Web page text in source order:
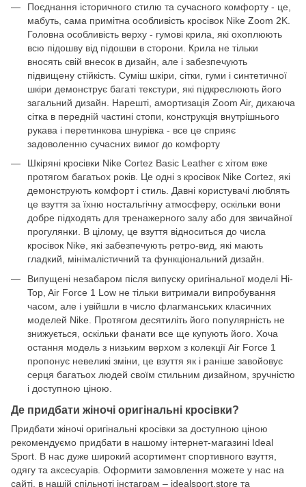
Поєднання історичного стилю та сучасного комфорту - це,
мабуть, сама примітна особливість кросівок Nike Zoom 2K.
Головна особливість верху - гумові крила, які охоплюють
всю підошву від підошви в сторони. Крила не тільки
вносять свій внесок в дизайн, але і забезпечують
підвищену стійкість. Суміш шкіри, сітки, гуми і синтетичної
шкіри демонструє багаті текстури, які підкреслюють його
загальний дизайн. Нарешті, амортизація Zoom Air, дихаюча
сітка в передній частині стопи, конструкція внутрішнього
рукава і перетинкова шнурівка - все це сприяє
задоволенню сучасних вимог до комфорту
Шкіряні кросівки Nike Cortez Basic Leather є хітом вже
протягом багатьох років. Це одні з кросівок Nike Cortez, які
демонструють комфорт і стиль. Давні користувачі люблять
це взуття за їхню ностальгічну атмосферу, оскільки вони
добре підходять для тренажерного залу або для звичайної
прогулянки. В цілому, це взуття відноситься до числа
кросівок Nike, які забезпечують ретро-вид, які мають
гладкий, мінімалістичний та функціональний дизайн.
Випущені незабаром після випуску оригінальної моделі Hi-
Top, Air Force 1 Low не тільки витримали випробування
часом, але і увійшли в число флагманських класичних
моделей Nike. Протягом десятиліть його популярність не
знижується, оскільки фанати все ще купують його. Хоча
остання модель з низьким верхом з колекції Air Force 1
пропонує невеликі зміни, це взуття як і раніше завойовує
серця багатьох людей своїм стильним дизайном, зручністю
і доступною ціною.
Де придбати жіночі оригінальні кросівки?
Придбати жіночі оригінальні кросівки за доступною ціною
рекомендуємо придбати в нашому інтернет-магазині Ideal
Sport. В нас дуже широкий асортимент спортивного взуття,
одягу та аксесуарів. Оформити замовлення можете у нас на
сайті, в нашій спільноті інстаграм – idealsport.store та